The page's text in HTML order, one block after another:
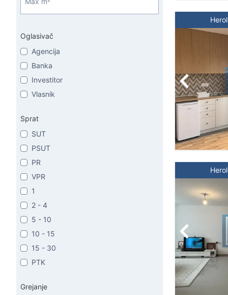
Oglasivač
Agencija
Banka
Investitor
Vlasnik
Sprat
SUT
PSUT
PR
VPR
1
2 - 4
5 - 10
10 - 15
15 - 30
PTK
Grejanje